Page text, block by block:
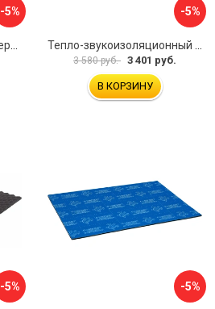
-5%
Шумопоглощающий материал Dreamcar Wave 15 WD-15M-S075100P1046
-5%
Тепло-звукоизоляционный материал Шумофф П4В БП000000433
3 580 руб. 3 401 руб.
В КОРЗИНУ
-5% -5%